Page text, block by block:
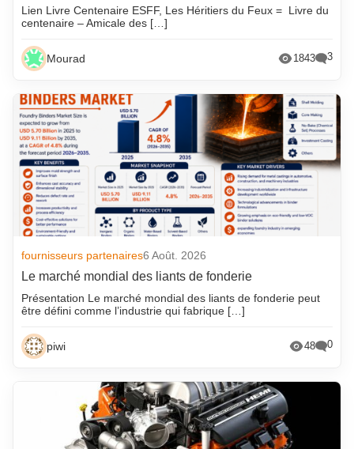
Lien Livre Centenaire ESFF, Les Héritiers du Feux = Livre du
centenaire – Amicale des […]
Mourad 1843 3
fournisseurs partenaires6 Août. 2026
Le marché mondial des liants de fonderie
Présentation Le marché mondial des liants de fonderie peut
être défini comme l’industrie qui fabrique […]
piwi 48 0